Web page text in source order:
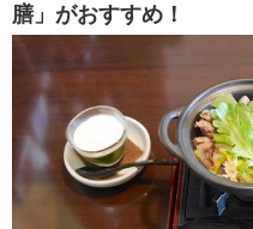
膳」がおすすめ！